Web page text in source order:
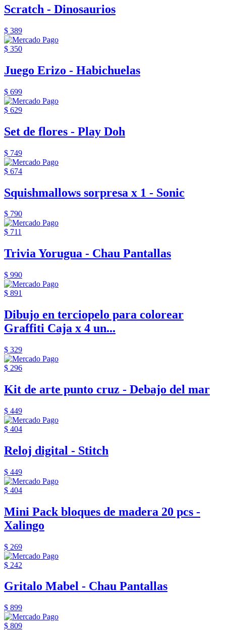
Scratch - Dinosaurios
$ 389
$ 350
Juego Erizo - Habichuelas
$ 699
$ 629
Set de flores - Play Doh
$ 749
$ 674
Squishmallows sorpresa x 1 - Sonic
$ 790
$ 711
Trivia Yorugua - Chau Pantallas
$ 990
$ 891
Dibujo en terciopelo para colorear
Graffiti Caja x 4 un...
$ 329
$ 296
Kit de arte punto cruz - Debajo del mar
$ 449
$ 404
Reloj digital - Stitch
$ 449
$ 404
Mini Pack bloques de madera 20 pcs -
Xalingo
$ 269
$ 242
Gritalo Mabel - Chau Pantallas
$ 899
$ 809